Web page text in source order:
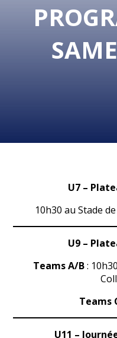
U7 –
10h30 au Stade
U9 –
Teams A/B:
Teams
U11 –